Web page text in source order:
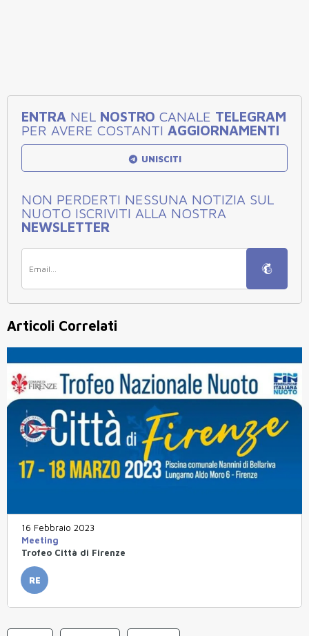
ENTRA NEL NOSTRO CANALE TELEGRAM
PER AVERE COSTANTI AGGIORNAMENTI
UNISCITI
NON PERDERTI NESSUNA NOTIZIA SUL
NUOTO ISCRIVITI ALLA NOSTRA
NEWSLETTER
Articoli Correlati
16 Febbraio 2023
Meeting
Trofeo Città di Firenze
RE